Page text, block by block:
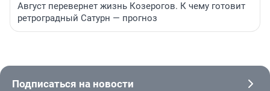
Август перевернет жизнь Козерогов. К чему готовит
ретроградный Сатурн — прогноз
Подписаться на новости